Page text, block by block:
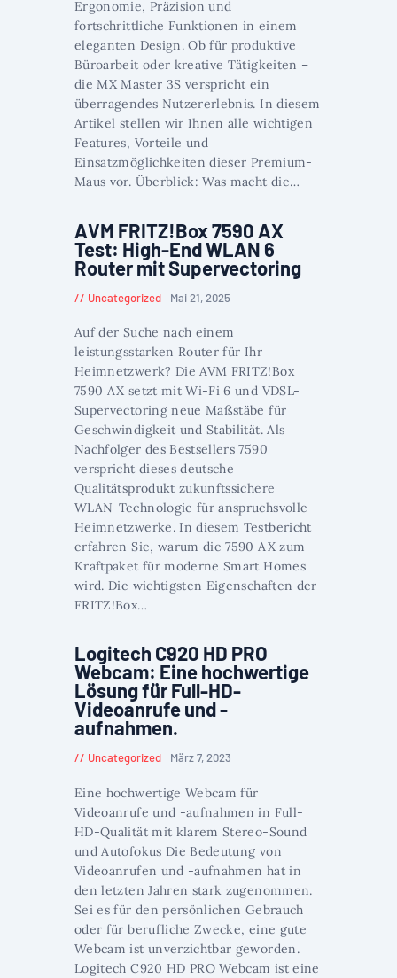
Ergonomie, Präzision und
fortschrittliche Funktionen in einem
eleganten Design. Ob für produktive
Büroarbeit oder kreative Tätigkeiten –
die MX Master 3S verspricht ein
überragendes Nutzererlebnis. In diesem
Artikel stellen wir Ihnen alle wichtigen
Features, Vorteile und
Einsatzmöglichkeiten dieser Premium-
Maus vor. Überblick: Was macht die…
AVM FRITZ!Box 7590 AX
Test: High-End WLAN 6
Router mit Supervectoring
Uncategorized Mai 21, 2025
Auf der Suche nach einem
leistungsstarken Router für Ihr
Heimnetzwerk? Die AVM FRITZ!Box
7590 AX setzt mit Wi-Fi 6 und VDSL-
Supervectoring neue Maßstäbe für
Geschwindigkeit und Stabilität. Als
Nachfolger des Bestsellers 7590
verspricht dieses deutsche
Qualitätsprodukt zukunftssichere
WLAN-Technologie für anspruchsvolle
Heimnetzwerke. In diesem Testbericht
erfahren Sie, warum die 7590 AX zum
Kraftpaket für moderne Smart Homes
wird. Die wichtigsten Eigenschaften der
FRITZ!Box…
Logitech C920 HD PRO
Webcam: Eine hochwertige
Lösung für Full-HD-
Videoanrufe und -
aufnahmen.
Uncategorized März 7, 2023
Eine hochwertige Webcam für
Videoanrufe und -aufnahmen in Full-
HD-Qualität mit klarem Stereo-Sound
und Autofokus Die Bedeutung von
Videoanrufen und -aufnahmen hat in
den letzten Jahren stark zugenommen.
Sei es für den persönlichen Gebrauch
oder für berufliche Zwecke, eine gute
Webcam ist unverzichtbar geworden.
Logitech C920 HD PRO Webcam ist eine